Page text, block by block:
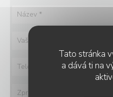
Tato stránka
a dává ti na